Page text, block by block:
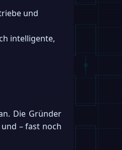
und
intelligente,
Die Gründer
und – fast noch